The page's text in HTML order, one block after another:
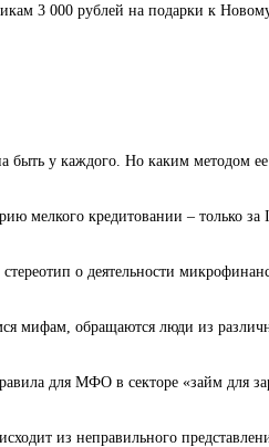
3 000 рублей на подарки к
у каждого. Но каким методом ее
мелкого кредитовании – только
о деятельности
мифам, обращаются люди из
для МФО в секторе «займ для
из неправильного